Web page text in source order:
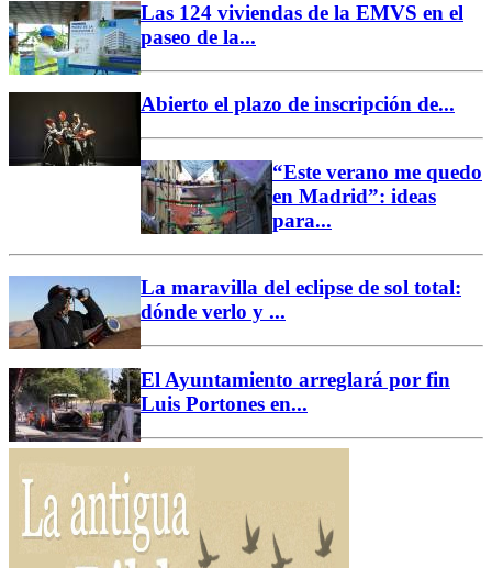
Las 124 viviendas de la EMVS en el
paseo de la...
Abierto el plazo de inscripción de...
“Este verano me quedo
en Madrid”: ideas
para...
La maravilla del eclipse de sol total:
dónde verlo y ...
El Ayuntamiento arreglará por fin
Luis Portones en...